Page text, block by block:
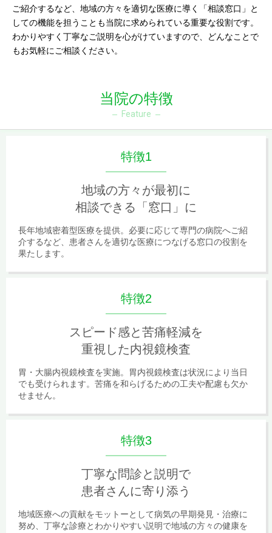
ご紹介するなど、地域の方々を適切な医療に導く「相談窓口」と
しての機能を担うことも当院に求められている重要な役割です。
わかりやすく丁寧なご説明を心がけていますので、どんなことで
もお気軽にご相談ください。
当院の特徴
Feature
特徴1
地域の方々が最初に
相談できる「窓口」に
長年地域密着型医療を提供。必要に応じて専門の病院へご紹
介するなど、患者さんを適切な医療につなげる窓口の役割を
果たします。
特徴2
スピード感と苦痛軽減を
重視した内視鏡検査
胃・大腸内視鏡検査を実施。胃内視鏡検査は状況により当日
でも受けられます。苦痛を和らげるための工夫や配慮も欠か
せません。
特徴3
丁寧な問診と説明で
患者さんに寄り添う
地域医療への貢献をモットーとして病気の早期発見・治療に
努め、丁寧な診療とわかりやすい説明で地域の方々の健康を